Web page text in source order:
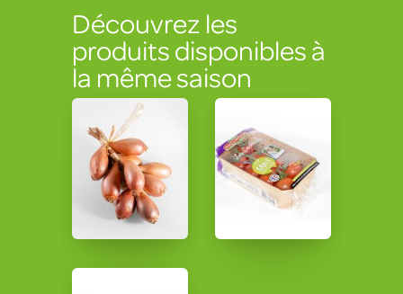
Découvrez les
produits disponibles à
la même saison